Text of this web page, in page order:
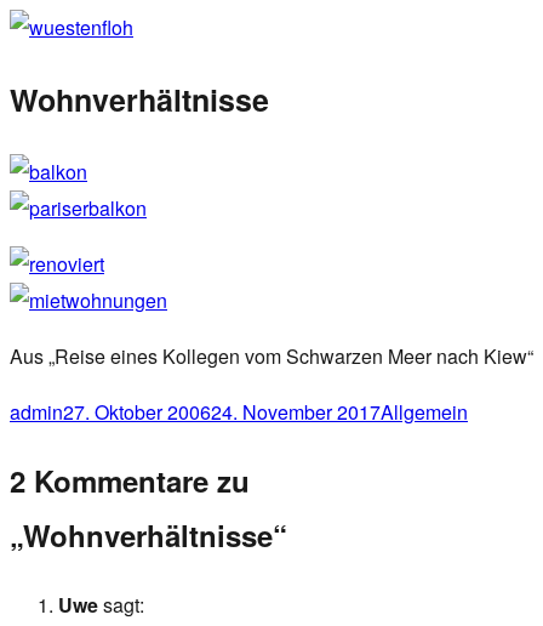
Zum
springen
wuestenfloh
Wohnverhältnisse
Aus „Reise eines Kollegen vom Schwarzen Meer nach Kiew“
Autor
adminVeröffentlicht
27. Oktober 200624. November 2017Kategorien
Allgemein
2 Kommentare zu
„Wohnverhältnisse“
Uwesagt: